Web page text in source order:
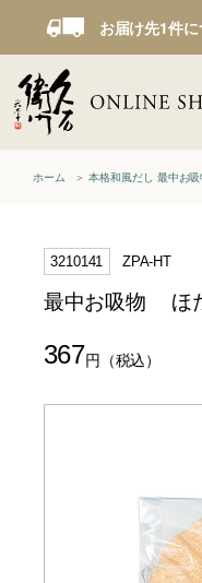
お届け先1件
ホーム 本格和風だし 最中お吸
3210141 ZPA-HT
最中お吸物 ほ
367円 （税込）